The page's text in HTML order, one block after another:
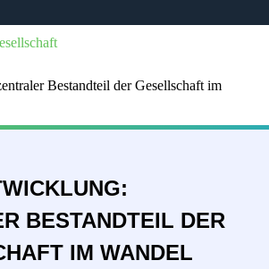
Bestandteil der Gesellschaft im
BESTANDTEIL DER
IM WANDEL